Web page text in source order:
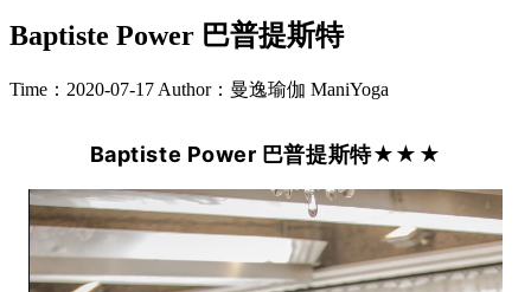
Baptiste Power 巴普提斯特
Time：2020-07-17 Author：曼逸瑜伽 ManiYoga
Baptiste Power 巴普提斯特★★ ★